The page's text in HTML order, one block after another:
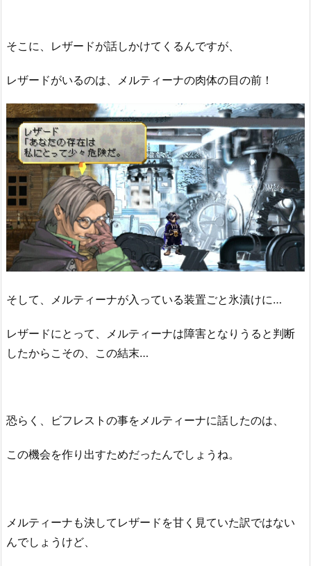
そこに、レザードが話しかけてくるんですが、
レザードがいるのは、メルティーナの肉体の目の前！
そして、メルティーナが入っている装置ごと氷漬けに…
レザードにとって、メルティーナは障害となりうると判断
したからこその、この結末…
恐らく、ビフレストの事をメルティーナに話したのは、
この機会を作り出すためだったんでしょうね。
メルティーナも決してレザードを甘く見ていた訳ではない
んでしょうけど、